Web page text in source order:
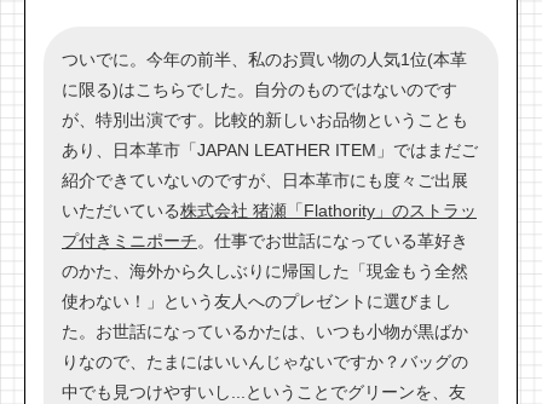
ついでに。今年の前半、私のお買い物の人気1位(本革
に限る)はこちらでした。自分のものではないのです
が、特別出演です。比較的新しいお品物ということも
あり、日本革市「JAPAN LEATHER ITEM」ではまだご
紹介できていないのですが、日本革市にも度々ご出展
いただいている株式会社 猪瀬「Flathority」のストラッ
プ付きミニポーチ。仕事でお世話になっている革好き
のかた、海外から久しぶりに帰国した「現金もう全然
使わない！」という友人へのプレゼントに選びまし
た。お世話になっているかたは、いつも小物が黒ばか
りなので、たまにはいいんじゃないですか？バッグの
中でも見つけやすいし...ということでグリーンを、友